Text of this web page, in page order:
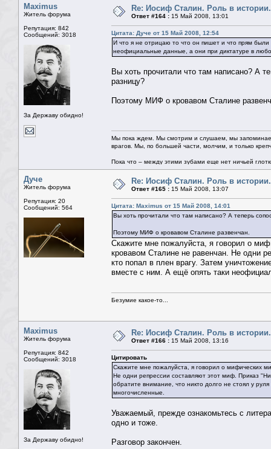
Maximus
Житель форума
Репутация: 842
Сообщений: 3018
За Державу обидно!
Re: Иосиф Сталин. Роль в истории.
Ответ #164 : 15 Май 2008, 13:01
Цитата: Дуче от 15 Май 2008, 12:54
И что я не отрицаю то что он пишет и что прям
неофициальные данные, а они при диктатуре в
Вы хоть прочитали что там написано? А
разницу?
Поэтому МИФ о кровавом Сталине
Мы пока ждем. Мы смотрим и слушаем, мы
врагов. Мы, по большей части, молчим, и только
Пока что – между этими зубами еще нет ничьей
Дуче
Житель форума
Репутация: 20
Сообщений: 564
Re: Иосиф Сталин. Роль в истории.
Ответ #165 : 15 Май 2008, 13:07
Цитата: Maximus от 15 Май 2008, 14:01
Вы хоть прочитали что там написано? А теперь
Поэтому МИФ о кровавом Сталине развенчан.
Скажите мне пожалуйста, я говорил о
кровавом Сталине не равенчан. Не одни
кто попал в плен врагу. Затем
вместе с ним. А ещё опять таки
Безумие какое-то...
Maximus
Житель форума
Репутация: 842
Сообщений: 3018
За Державу обидно!
Re: Иосиф Сталин. Роль в истории.
Ответ #166 : 15 Май 2008, 13:16
Цитировать
Скажите мне пожалуйста, я говорил о мифических
Не одни репрессии составляют этот миф. Приказ
обратите внимание, что никто долго не стоял у
многочисленные.
Уважаемый, прежде ознакомьтесь с
одно и тоже.
Разговор закончен.